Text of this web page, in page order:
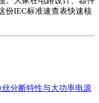
份IEC标准速查表快速核
分断特性与大功率电源